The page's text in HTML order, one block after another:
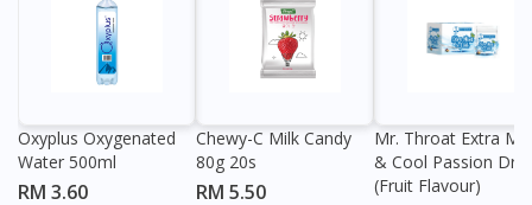
Oxyplus Oxygenated
Water 500ml
RM 3.60
Chewy-C Milk Candy
80g 20s
RM 5.50
Mr. Throat Extra
& Cool Passion
(Fruit Flavour)